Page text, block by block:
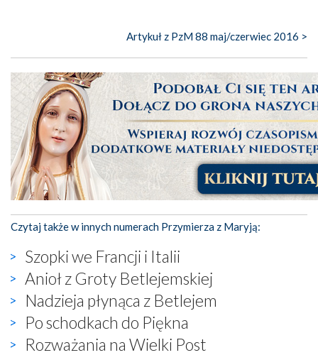
Artykuł z PzM 88 maj/czerwiec 2016 >
Czytaj także w innych numerach Przymierza z Maryją:
Szopki we Francji i Italii
Anioł z Groty Betlejemskiej
Nadzieja płynąca z Betlejem
Po schodkach do Piękna
Rozważania na Wielki Post